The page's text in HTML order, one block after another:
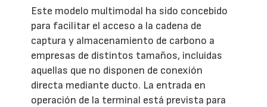
Este modelo multimodal ha sido concebido
para facilitar el acceso a la cadena de
captura y almacenamiento de carbono a
empresas de distintos tamaños, incluidas
aquellas que no disponen de conexión
directa mediante ducto. La entrada en
operación de la terminal está prevista para